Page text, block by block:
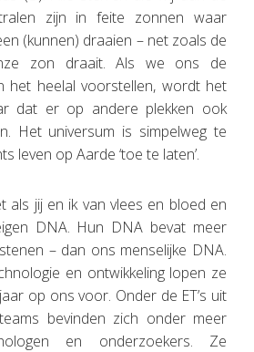
zijn in feite zonnen waar
(kunnen) draaien – net zoals de
zon draait. Als we ons de
het heelal voorstellen, wordt het
dat er op andere plekken ook
Het universum is simpelweg te
leven op Aarde ‘toe te laten’.
als jij en ik van vlees en bloed en
DNA. Hun DNA bevat meer
– dan ons menselijke DNA.
en ontwikkeling lopen ze
op ons voor. Onder de ET’s uit
bevinden zich onder meer
en onderzoekers. Ze